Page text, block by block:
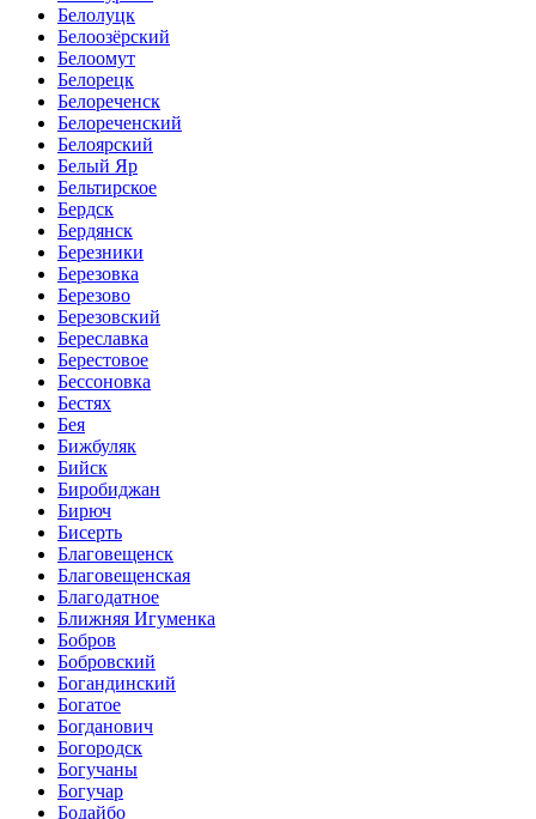
Белолуцк
Белоозёрский
Белоомут
Белорецк
Белореченск
Белореченский
Белоярский
Белый Яр
Бельтирское
Бердск
Бердянск
Березники
Березовка
Березово
Березовский
Береславка
Берестовое
Бессоновка
Бестях
Бея
Бижбуляк
Бийск
Биробиджан
Бирюч
Бисерть
Благовещенск
Благовещенская
Благодатное
Ближняя Игуменка
Бобров
Бобровский
Богандинский
Богатое
Богданович
Богородск
Богучаны
Богучар
Бодайбо